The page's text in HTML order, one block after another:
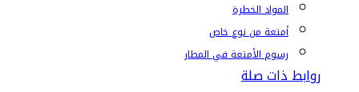
المواد الخطرة
أمتعة من نوع خاص
رسوم الأمتعة في المطار
روابط ذات صلة